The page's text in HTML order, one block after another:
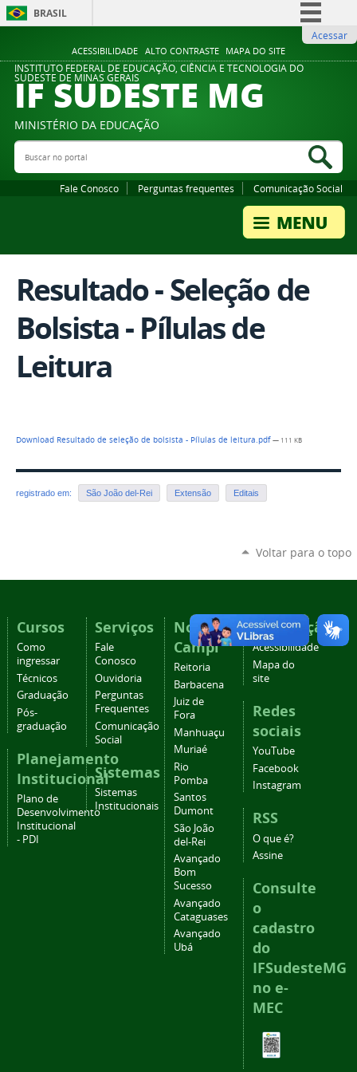
ACESSIBILIDADE ALTO CONTRASTE MAPA DO SITE
BRASIL
Comunica BR
Participe
Legislação
Acessar
INSTITUTO FEDERAL DE EDUCAÇÃO, CIÊNCIA E TECNOLOGIA DO
SUDESTE DE MINAS GERAIS
IF SUDESTE MG
MINISTÉRIO DA EDUCAÇÃO
Buscar no portal
Fale Conosco Perguntas frequentes Comunicação Social
Resultado - Seleção de
Bolsista - Pílulas de
Leitura
Download Resultado de seleção de bolsista - Pílulas de leitura.pdf— 111 KB
registrado em: São João del-Rei Extensão Editais
Voltar para o topo
Cursos
Como
ingressar
Técnicos
Graduação
Pós-
graduação
Planejamento
Institucional
Plano de
Desenvolvimento
Institucional
- PDI
Serviços
Fale
Conosco
Ouvidoria
Perguntas
Frequentes
Comunicação
Social
Sistemas
Sistemas
Institucionais
Nossos
Campi
Reitoria
Barbacena
Juiz de
Fora
Manhuaçu
Muriaé
Rio
Pomba
Santos
Dumont
São João
del-Rei
Avançado
Bom
Sucesso
Avançado
Cataguases
Avançado
Ubá
Navegação
Acessibilidade
Mapa do
site
Redes
sociais
YouTube
Facebook
Instagram
RSS
O que é?
Assine
Consulte
o
cadastro
do
IFSudesteMG
no e-
MEC